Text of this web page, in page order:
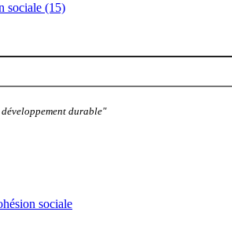
sociale (15)
durable"
sociale